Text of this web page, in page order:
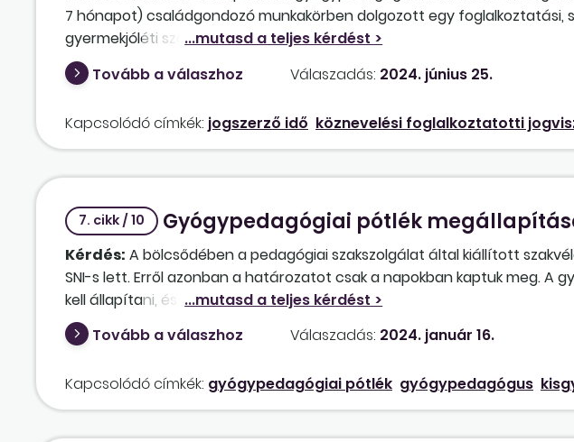
7 hónapot) családgondozó munkakörben dolgozott egy foglalkoztatási,
gyermekjóléti szolgálatnál. Az Oktatási Hivatal (OH) a minősítő
elfogadta a gyakorlati idő beszámításához. Jól értelmezzük-e a
időszakot a köznevelési foglalkoztatotti jutalomhoz jogosító időszaknak
(családgondozó nem pedagógus munkakör) nem felel meg a Púétv. 105.
rendeletnek?
Tovább a válaszhoz Válaszadás: 2024. június 25.
Kapcsolódó címkék: jogszerző idő köznevelési foglalkoztatotti
7. cikk / 10 Gyógypedagógiai pótlék
Kérdés: A bölcsődében a pedagógiai szakszolgálat által kiállított
SNI-s lett. Erről azonban a határozatot csak a napokban kaptuk meg. A
kell állapítani, és kifizetni? Illetve, ha igen, március hónaptól
Tovább a válaszhoz
Válaszadás: 2024. január 16.
Kapcsolódó címkék: gyógypedagógiai pótlék gyógypedagógus